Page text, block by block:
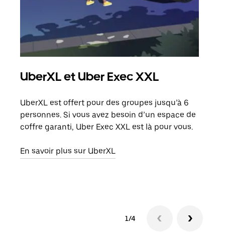
UberXL et Uber Exec XXL
UberXL est offert pour des groupes jusqu’à 6
personnes. Si vous avez besoin d’un espace de
coffre garanti, Uber Exec XXL est là pour vous.
En savoir plus sur UberXL
1/4